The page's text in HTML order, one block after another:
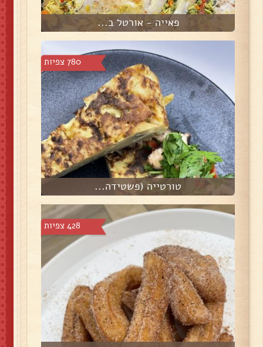
פאייה - אורטל ב...
780 צפיות
טורטייה (פשטידה...
428 צפיות